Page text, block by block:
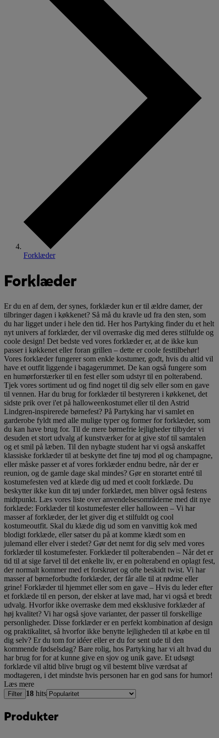
Forklæder
Forklæder
Er du en af dem, der synes, forklæder kun er til ældre damer, der
tilbringer dagen i køkkenet? Så må du kravle ud fra den sten, som
du har ligget under i hele den tid. Her hos Partyking finder du et helt
nyt univers af forklæder, der vil overraske dig med deres stilfulde og
coole design! Det bedste ved vores forklæder er, at de ikke kun
passer i køkkenet eller foran grillen – dette er coole festtilbehør!
Vores forklæder fungerer som enkle kostumer, godt, hvis du altid vil
have et outfit liggende i bagagerummet. De kan også fungere som
en humørforstærker til en fest eller som udstyr til en polterabend.
Tjek vores sortiment ud og find noget til dig selv eller som en gave
til vennen. Har du brug for forklæder til bestyreren i køkkenet, det
sidste prik over i'et på halloweenkostumet eller til den Astrid
Lindgren-inspirerede børnefest? På Partyking har vi samlet en
garderobe fyldt med alle mulige typer og former for forklæder, som
du kan have brug for. Til de mere børnefrie lejligheder tilbyder vi
desuden et stort udvalg af kunstværker for at give stof til samtalen
og et smil på læben. Til den nybagte student har vi også anskaffet
klassiske forklæder til at beskytte det fine tøj mod øl og champagne,
eller måske passer et af vores forklæder endnu bedre, når der er
reunion, og de gamle dage skal mindes? Gør en storartet entré til
kostumefesten ved at klæde dig ud med et coolt forklæde. Du
beskytter ikke kun dit tøj under forklædet, men bliver også festens
midtpunkt. Læs vores liste over anvendelsesområderne med dit nye
forklæde: Forklæder til kostumefester eller halloween – Vi har
masser af forklæder, der let giver dig et stilfuldt og cool
kostumeoutfit. Skal du klæde dig ud som en vanvittig kok med
blodigt forklæde, eller satser du på at komme klædt som en
julemand eller elver i stedet? Gør det nemt for dig selv med vores
forklæder til kostumefester. Forklæder til polterabenden – Når det er
tid til at sige farvel til det enkelte liv, er en polterabend en oplagt fest,
der normalt kommer med et forskruet og ofte beskidt twist. Vi har
masser af børneforbudte forklæder, der får alle til at rødme eller
grine! Forklæder til hjemmet eller som en gave – Hvis du leder efter
et forklæde til en person, der elsker at lave mad, har vi også et bredt
udvalg. Hvorfor ikke overraske dem med eksklusive forklæder af
høj kvalitet? Vi har også sjove varianter, der passer til forskellige
personligheder. Disse forklæder er en perfekt kombination af design
og praktikalitet, så hvorfor ikke benytte lejligheden til at købe en til
dig selv? Er du tom for idéer eller er du for sent ude til den
kommende fødselsdag? Bare rolig, hos Partyking har vi alt hvad du
har brug for for at kunne give en sjov og unik gave. Et udsøgt
forklæde vil altid blive brugt og vil bestemt blive værdsat af
modtageren, i det mindste hvis personen har en god sans for humor!
Læs mere
Filter 18 hits
Produkter